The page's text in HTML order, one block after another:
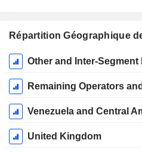
Répartition Géographique
Période
Fiscale:
Décembre
Other and Inter-
Venezuela and Central
United Kingdom